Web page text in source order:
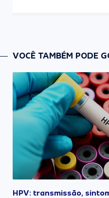
VOCÊ TAMBÉM PODE
HPV: transmissão,